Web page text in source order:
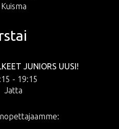
Kuisma
JUNIORS UUSI!
- 19:15
Jatta